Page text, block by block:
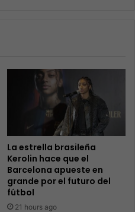
La estrella brasileña
Kerolin hace que el
Barcelona apueste en
grande por el futuro del
fútbol
21 hours ago